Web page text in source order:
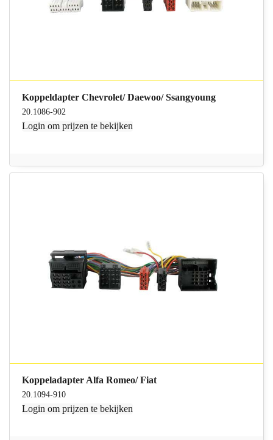
Koppeldapter Chevrolet/ Daewoo/ Ssangyoung
20.1086-902
Login om prijzen te bekijken
Koppeladapter Alfa Romeo/ Fiat
20.1094-910
Login om prijzen te bekijken